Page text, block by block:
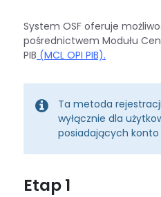
System OSF oferuje
pośrednictwem Modułu
PIB (MCL OPI PIB).
Ta metoda
wyłącznie dla
posiadających konto
Etap 1